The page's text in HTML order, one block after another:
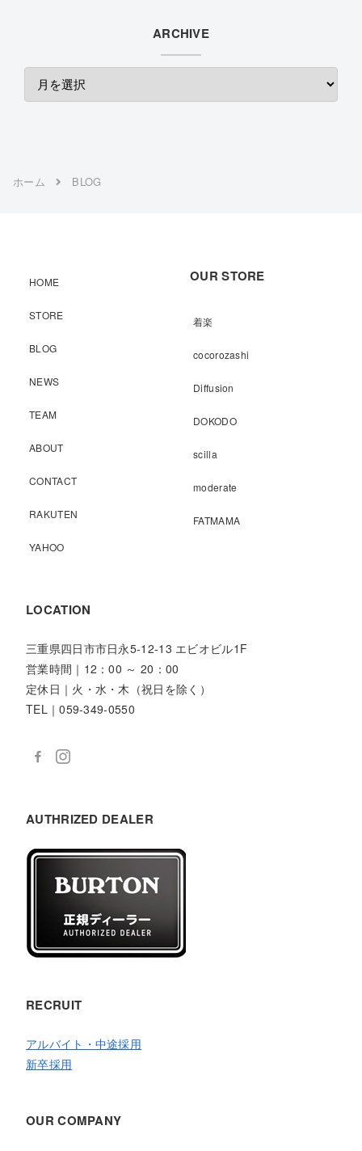
ARCHIVE
ホーム BLOG
HOME
STORE
BLOG
NEWS
TEAM
ABOUT
CONTACT
RAKUTEN
YAHOO
OUR STORE
着楽
cocorozashi
Diffusion
DOKODO
scilla
moderate
FATMAMA
LOCATION
三重県四日市市日永5-12-13 エビオビル1F
営業時間｜12：00 ～ 20：00
定休日｜火・水・木（祝日を除く）
TEL｜059-349-0550
AUTHRIZED DEALER
RECRUIT
アルバイト・中途採用
新卒採用
OUR COMPANY